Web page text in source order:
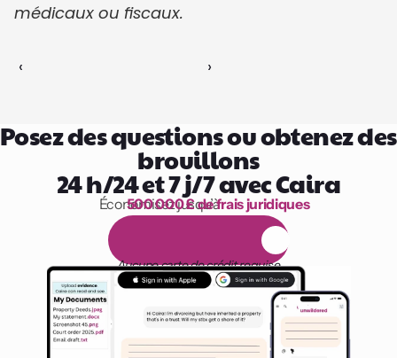
médicaux ou fiscaux.
‹ ›
Posez des questions ou obtenez des
brouillons
24 h/24 et 7 j/7 avec Caira
1 000 heures de lecture
Économisez jusqu’à
500 000 £ de frais juridiques
E s
Aucune carte de crédit requise